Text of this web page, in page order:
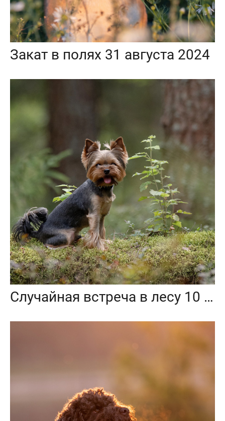
Закат в полях 31 августа 2024
Случайная встреча в лесу 10 августа 2024